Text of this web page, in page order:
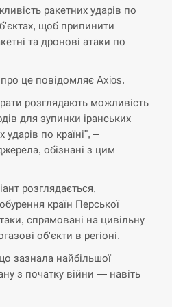
вручили новое
ракетний підрозділ КНДР –
ПВО сократились втрое,
чотири баржі для
ракетних ударів по
щоб припинити
та дронові атаки по
це повідомляє Axios.
розглядають можливість
для зупинки іранських
ударів по країні", –
обізнані з цим
розглядається,
країн Перської
спрямовані на цивільну
об'єкти в регіоні.
зазнала найбільшої
з початку війни — навіть